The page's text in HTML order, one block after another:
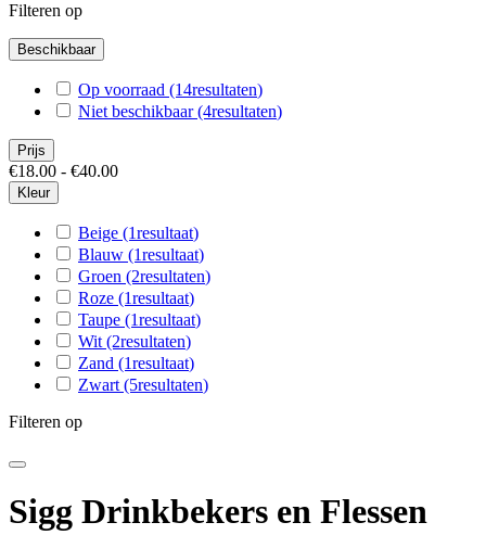
Filteren op
Beschikbaar
Op voorraad (14resultaten)
Niet beschikbaar(4resultaten)
Prijs
€18.00 - €40.00
Kleur
Beige (1resultaat)
Blauw (1resultaat)
Groen (2resultaten)
Roze (1resultaat)
Taupe (1resultaat)
Wit (2resultaten)
Zand (1resultaat)
Zwart (5resultaten)
Filteren op
Sigg Drinkbekers en Flessen